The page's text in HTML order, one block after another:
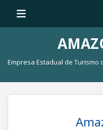
Empresa Estadual de Turismo